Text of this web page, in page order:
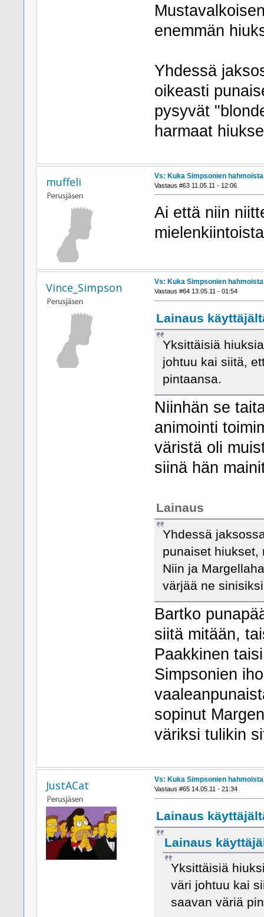
enemmän
Yhdessä
oikeasti
pysyvät
harmaat
muffeli Vs: Kuka Simpsonien
Vastaus #63 11.05.11 - 12:06
Ai että niin
Vince_Simpson Vs: Kuka Simpsonien
Vastaus #64 13.05.11 - 01:54
Lainaus
Yksittäisiä
johtuu kai siitä,
pintaansa.
Niinhän se
animointi
väristä oli
siinä hän
Lainaus
Yhdessä
punaiset hiukset,
Niin ja
värjää ne
Bartko
siitä mitään,
Paakkinen
Simpsonien
sopinut
väriksi tulikin
JustACat Vs: Kuka Simpsonien
Vastaus #65 14.05.11 - 21:34
Lainaus
Lainaus
Yksittäisiä
väri johtuu kai
saavan väriä